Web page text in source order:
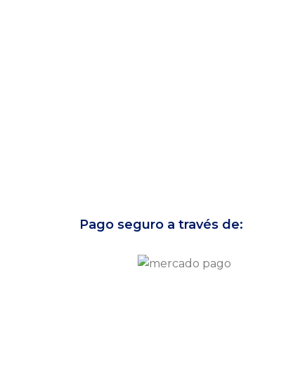
Pago seguro a través de: